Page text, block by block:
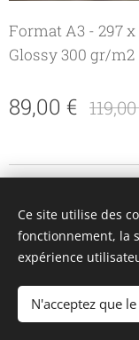
Format A3 - 297
Glossy 300 gr/m2
89,00 € 119,00
Ce site utilise des
fonctionnement, la
expérience
N'acceptez que